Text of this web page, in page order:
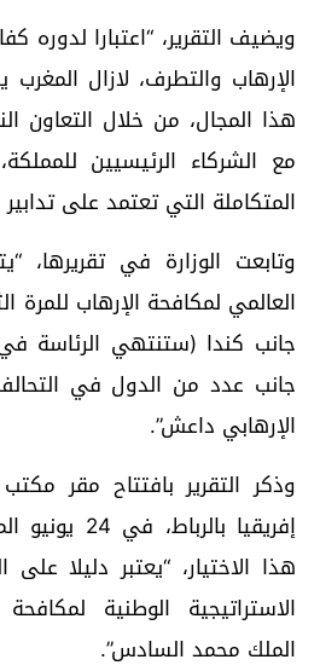
ويضيف التقرير، “اعتبارا
الإرهاب والتطرف، لازال
هذا المجال، من خلال التعاون
مع الشركاء الرئيسيين
المتكاملة التي تعتمد على تدابير
وتابعت الوزارة في تقريرها،
العالمي لمكافحة الإرهاب للمرة
جانب عدد من الدول في
الإرهابي داعش”.
وذكر التقرير بافتتاح مقر
إفريقيا
هذا الاختيار، “يعتبر دليلا
الاستراتيجية الوطنية
الملك محمد السادس”.